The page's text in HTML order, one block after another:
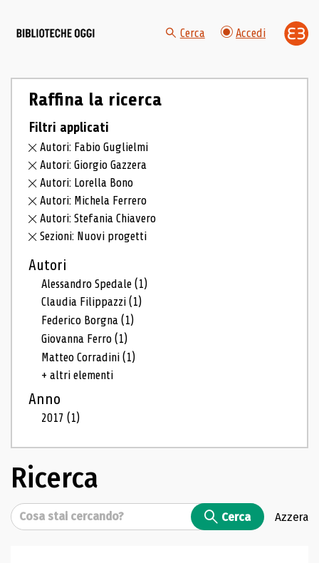
Cerca Accedi
Raffina la ricerca
Filtri applicati
Autori: Fabio Guglielmi
Autori: Giorgio Gazzera
Autori: Lorella Bono
Autori: Michela Ferrero
Autori: Stefania Chiavero
Sezioni: Nuovi progetti
Autori
Alessandro Spedale(1)
Claudia Filippazzi(1)
Federico Borgna(1)
Giovanna Ferro(1)
Matteo Corradini(1)
+ altri elementi
Anno
2017(1)
Ricerca
Cerca Cerca Azzera